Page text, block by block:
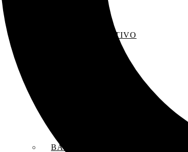
EL SACO CREATIVO
BANDAS SONORAS ORIGINALES